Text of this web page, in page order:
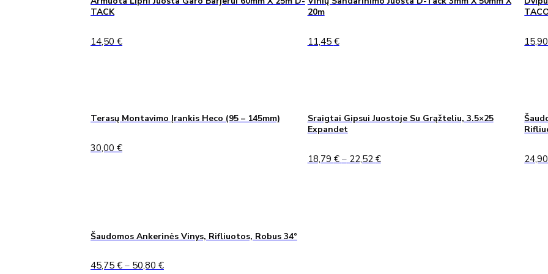
TACK
14,50 €
20m
11,45 €
Terasų Montavimo Įrankis Heco (95 – 145mm)
30,00 €
Sraigtai Gipsui Juostoje Su Grąžteliu, 3.5×25
Expandet
18,79 € – 22,52 €Price
Šaudomos Ankerinės Vinys, Rifliuotos, Robus 34°
45,75 € – 50,80 €Price